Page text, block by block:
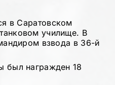
в Саратовском
училище. В
взвода в 36-й
был награжден 18